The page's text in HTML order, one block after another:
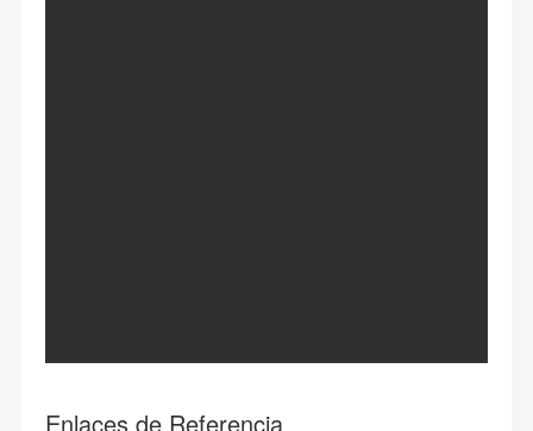
Enlaces de Referencia